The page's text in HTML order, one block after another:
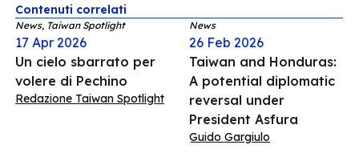
Contenuti correlati
News, Taiwan Spotlight
17 Apr 2026
Un cielo sbarrato per
volere di Pechino
Redazione Taiwan Spotlight
News
26 Feb 2026
Taiwan and Honduras:
A potential diplomatic
reversal under
President Asfura
Guido Gargiulo